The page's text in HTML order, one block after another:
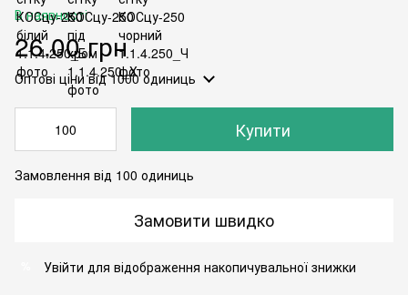
В наявності
26.00 грн
Оптові цінивід 1000 одиниць
Купити
Замовлення від 100 одиниць
Замовити швидко
Увійти для відображення накопичувальної знижки